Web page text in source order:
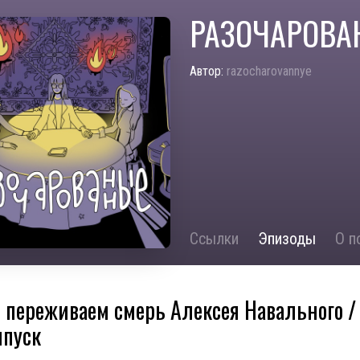
Автор: razocharovannye
Ссылки Эпизоды О
смерь Алексея Навального /